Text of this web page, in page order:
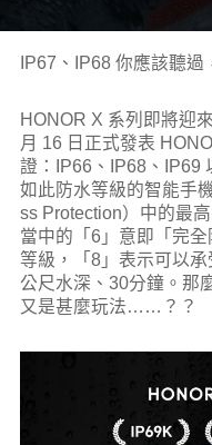
IP67、IP68 你應該聽
HONOR X 系列即將迎
月 16 日正式發表
證：IP66、IP68、IP69
如此防水等級的智能手
ss Protection）中的最
當中的「6」意即「完
等級，「8」表示可以
公尺水深、30分鐘。那
又是甚麼玩法……？？